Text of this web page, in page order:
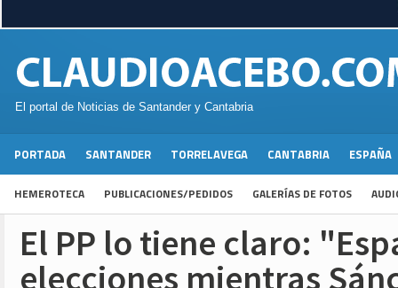
El portal de Noticias de Santander y Cantabria
PORTADA SANTANDER TORRELAVEGA CANTABRIA ESPAÑA
HEMEROTECA PUBLICACIONES/PEDIDOS GALERÍAS DE FOTOS
El PP lo tiene claro:
elecciones mientras